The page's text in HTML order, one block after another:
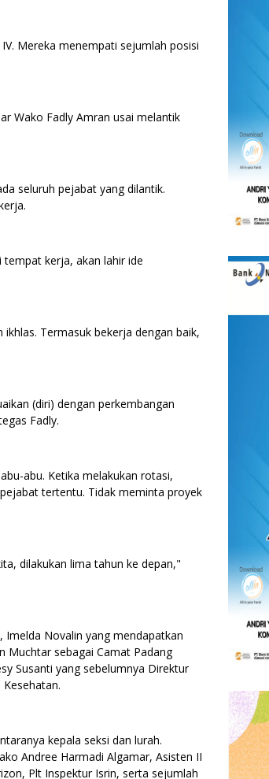
Mereka menempati sejumlah posisi
Wako Fadly Amran usai melantik
seluruh pejabat yang dilantik.
kerja, akan lahir ide
Termasuk bekerja dengan baik,
(diri) dengan perkembangan
Fadly.
abu. Ketika melakukan rotasi,
tertentu. Tidak meminta proyek
dilakukan lima tahun ke depan,"
Imelda Novalin yang mendapatkan
Muchtar sebagai Camat Padang
Susanti yang sebelumnya Direktur
kepala seksi dan lurah.
Andree Harmadi Algamar, Asisten II
Plt Inspektur Isrin, serta sejumlah